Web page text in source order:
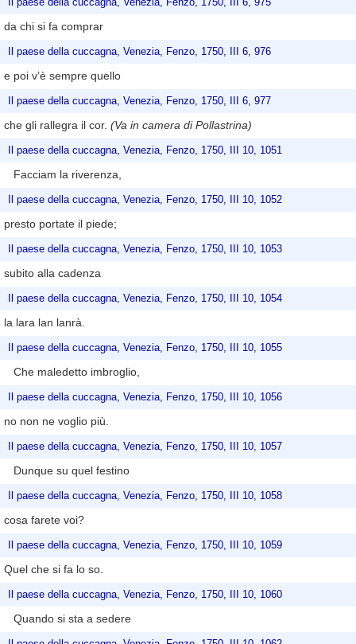
Il paese della cuccagna, Venezia, Fenzo, 1750, III 6, 975
da chi si fa comprar
Il paese della cuccagna, Venezia, Fenzo, 1750, III 6, 976
e poi v’è sempre quello
Il paese della cuccagna, Venezia, Fenzo, 1750, III 6, 977
che gli rallegra il cor. (Va in camera di Pollastrina)
Il paese della cuccagna, Venezia, Fenzo, 1750, III 10, 1051
Facciam la riverenza,
Il paese della cuccagna, Venezia, Fenzo, 1750, III 10, 1052
presto portate il piede;
Il paese della cuccagna, Venezia, Fenzo, 1750, III 10, 1053
subito alla cadenza
Il paese della cuccagna, Venezia, Fenzo, 1750, III 10, 1054
la lara lan lanrà.
Il paese della cuccagna, Venezia, Fenzo, 1750, III 10, 1055
Che maledetto imbroglio,
Il paese della cuccagna, Venezia, Fenzo, 1750, III 10, 1056
no non ne voglio più.
Il paese della cuccagna, Venezia, Fenzo, 1750, III 10, 1057
Dunque su quel festino
Il paese della cuccagna, Venezia, Fenzo, 1750, III 10, 1058
cosa farete voi?
Il paese della cuccagna, Venezia, Fenzo, 1750, III 10, 1059
Quel che si fa lo so.
Il paese della cuccagna, Venezia, Fenzo, 1750, III 10, 1060
Quando si sta a sedere